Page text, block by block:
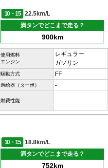
10・15
22.5km/L
満タンでどこまで走る？
900km
使用燃料
エンジン
レギュラー
ガソリン
駆動方式 FF
過給器（ターボ） -
燃費性能 -
10・15
18.8km/L
満タンでどこまで走る？
752km